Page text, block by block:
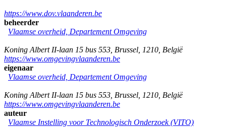
https://www.dov.vlaanderen.be
beheerder
Vlaamse overheid, Departement Omgeving
Koning Albert II-laan 15 bus 553 Brussel 1210 België
https://www.omgevingvlaanderen.be
eigenaar
Vlaamse overheid, Departement Omgeving
Koning Albert II-laan 15 bus 553 Brussel 1210 België
https://www.omgevingvlaanderen.be
auteur
Vlaamse Instelling voor Technologisch Onderzoek (VITO)